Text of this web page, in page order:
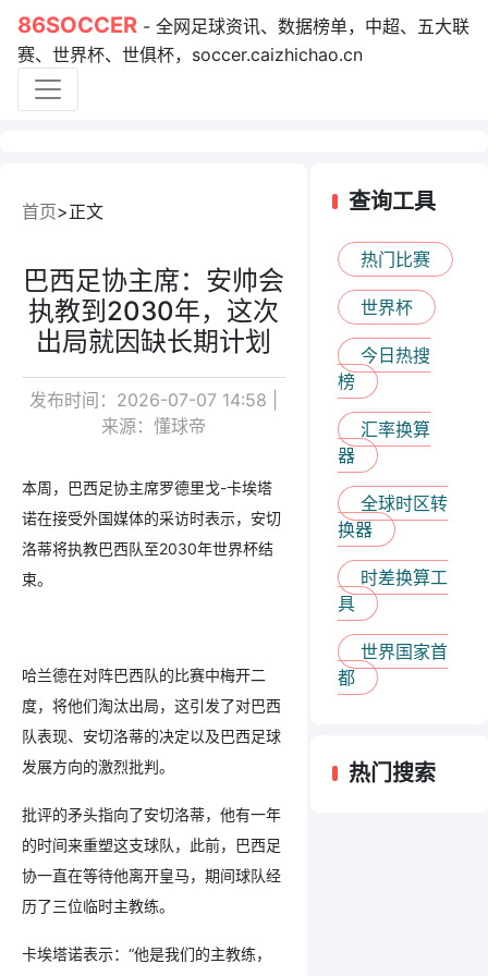
86SOCCER - 全网足球资讯、数据榜单，中超、五大联
赛、世界杯、世俱杯，soccer.caizhichao.cn
首页 正文
巴西足协主席：安帅会
执教到2030年，这次
出局就因缺长期计划
发布时间：2026-07-07 14:58 |
来源：懂球帝
本周，巴西足协主席罗德里戈-卡埃塔
诺在接受外国媒体的采访时表示，安切
洛蒂将执教巴西队至2030年世界杯结
束。
哈兰德在对阵巴西队的比赛中梅开二
度，将他们淘汰出局，这引发了对巴西
队表现、安切洛蒂的决定以及巴西足球
发展方向的激烈批判。
批评的矛头指向了安切洛蒂，他有一年
的时间来重塑这支球队，此前，巴西足
协一直在等待他离开皇马，期间球队经
历了三位临时主教练。
卡埃塔诺表示：“他是我们的主教练，
查询工具
热门比赛
世界杯
今日热搜
榜
汇率换算
器
全球时区转
换器
时差换算工
具
世界国家首
都
热门搜索